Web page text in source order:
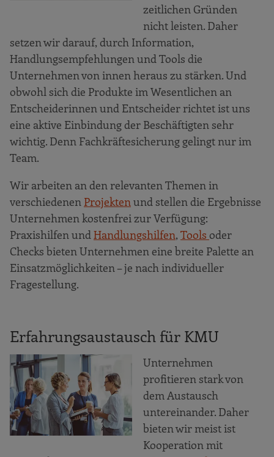
zeitlichen Gründen
nicht leisten. Daher
setzen wir darauf, durch Information,
Handlungsempfehlungen und Tools die
Unternehmen von innen heraus zu stärken. Und
obwohl sich die Produkte im Wesentlichen an
Entscheiderinnen und Entscheider richtet ist uns
eine aktive Einbindung der Beschäftigten sehr
wichtig. Denn Fachkräftesicherung gelingt nur im
Team.
Wir arbeiten an den relevanten Themen in
verschiedenen Projekten und stellen die Ergebnisse
Unternehmen kostenfrei zur Verfügung:
Praxishilfen und Handlungshilfen, Tools oder
Checks bieten Unternehmen eine breite Palette an
Einsatzmöglichkeiten – je nach individueller
Fragestellung.
Erfahrungsaustausch für KMU
Unternehmen
profitieren stark von
dem Austausch
untereinander. Daher
bieten wir meist ist
Kooperation mit